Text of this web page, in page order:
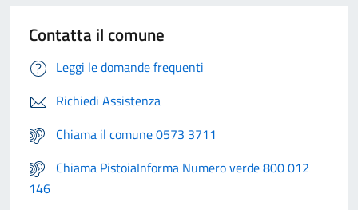
Contatta il comune
Leggi le domande frequenti
Richiedi Assistenza
Chiama il comune 0573 3711
Chiama PistoiaInforma Numero verde 800 012
146